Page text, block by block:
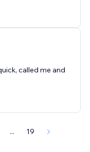
called me and
... 19